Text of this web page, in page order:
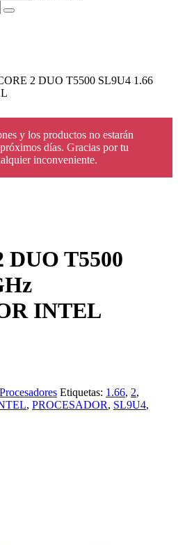
2 DUO T5500 SL9U4 1.66
y los productos no estarán
días. Gracias por tu
inconveniente.
DUO T5500
INTEL
Procesadores Etiquetas: 1.66, 2,
, PROCESADOR, SL9U4,